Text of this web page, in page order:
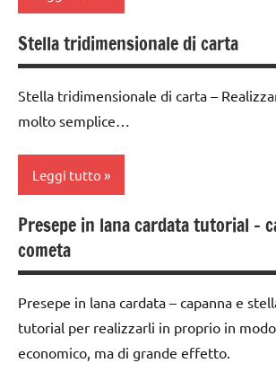
PER ETA'
ARTICOLI
classe
lana
e feltro
Natale
presepe
TUTORIAL
TUTTI GLI
ARGOMENTI
PER ETA'
2a
settimana
di
avvento
4a
5a
da 0
a 3
anni
dai
3 ai
Stella tridimensionale di carta
Stella tridimensionale di carta –
molto semplice…
Leggi tutto
1a
settimana
di
carta
classe
Presepe in lana cardata tutorial –
cometa
Presepe in lana cardata – capanna e
tutorial per realizzarli in proprio in
economico, ma di grande effetto.